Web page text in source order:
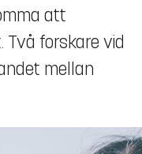
att
forskare vid
mellan